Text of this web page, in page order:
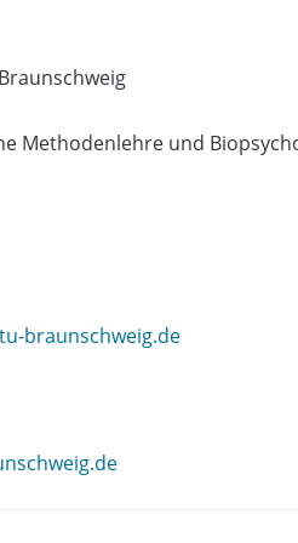
Methodenlehre und
braunschweig.de